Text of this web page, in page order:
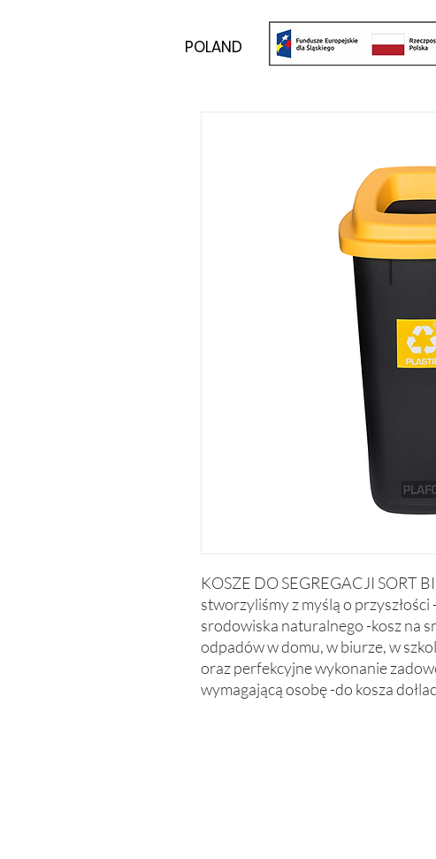
POLAND
KOSZE DO SEGREGACJI SORT
stworzyliśmy z myślą o
srodowiska naturalnego -kosz na
odpadów w domu, w biurze, w
oraz perfekcyjne wykonanie
wymagającą osobę -do kosza